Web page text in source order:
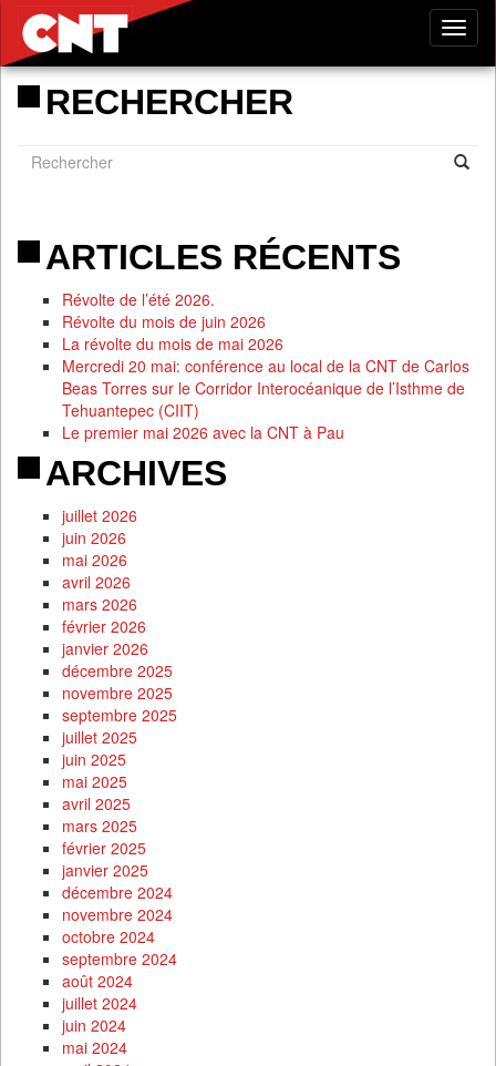
RECHERCHER
ARTICLES RÉCENTS
Révolte de l’été 2026.
Révolte du mois de juin 2026
La révolte du mois de mai 2026
Mercredi 20 mai: conférence au local de la CNT de Carlos
Beas Torres sur le Corridor Interocéanique de l’Isthme de
Tehuantepec (CIIT)
Le premier mai 2026 avec la CNT à Pau
ARCHIVES
juillet 2026
juin 2026
mai 2026
avril 2026
mars 2026
février 2026
janvier 2026
décembre 2025
novembre 2025
septembre 2025
juillet 2025
juin 2025
mai 2025
avril 2025
mars 2025
février 2025
janvier 2025
décembre 2024
novembre 2024
octobre 2024
septembre 2024
août 2024
juillet 2024
juin 2024
mai 2024